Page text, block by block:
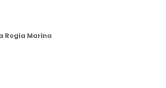
Regia Marina